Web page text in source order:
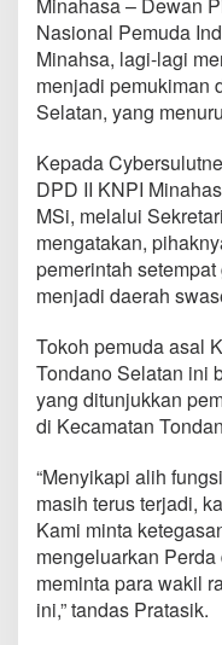
Nasional Pemuda
Minahsa, lagi-lagi
menjadi pemukiman
Selatan, yang
Kepada
DPD II KNPI
MSi, melalui
mengatakan,
pemerintah
menjadi daerah
Tokoh pemuda asal
Tondano Selatan ini
yang ditunjukkan
di Kecamatan
“Menyikapi alih
masih terus terjadi,
Kami minta
mengeluarkan
meminta para wakil
ini,” tandas Pratasik.